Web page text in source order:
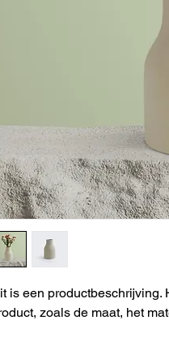
is een productbeschrijving.
zoals de maat, het